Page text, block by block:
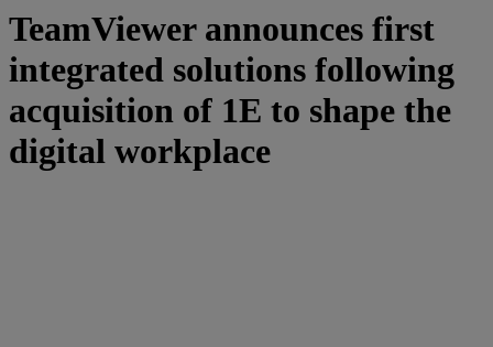
TeamViewer announces first
integrated solutions following
acquisition of 1E to shape the
digital workplace